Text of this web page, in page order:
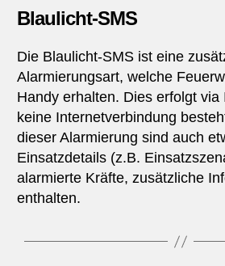
Blaulicht-SMS
Die Blaulicht-SMS ist eine
Alarmierungsart, welche
Handy erhalten. Dies erfolgt via
keine Internetverbindung
dieser Alarmierung sind auch
Einsatzdetails (z.B.
alarmierte Kräfte, zusätzliche
enthalten.